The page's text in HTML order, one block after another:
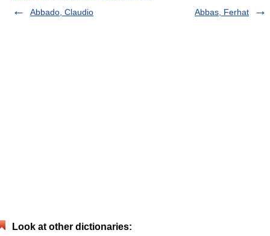
Abbado, Claudio
Abbas, Ferhat
Look at other dictionaries: